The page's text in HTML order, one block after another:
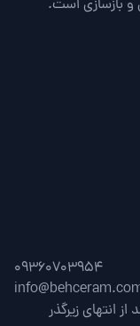
و بازسازی است.
09360703954
شیراز سپیدان، 500 متر بعد از انتهای زیرگذر